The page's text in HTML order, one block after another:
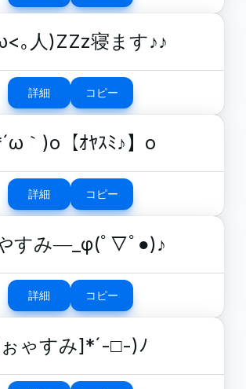
｡人)ZZz寝ます♪♪
詳細 コピー
｀)o【ｵﾔｽﾐ♪】o
詳細 コピー
すみ―_φ(ﾟ▽ﾟ●)♪
詳細 コピー
ゃすみ]*´-□-)ﾉ